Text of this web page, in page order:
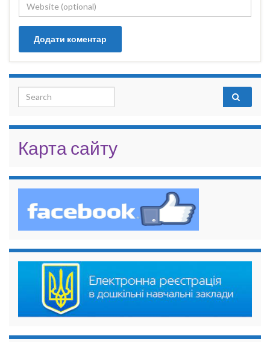
Search for:
Карта сайту